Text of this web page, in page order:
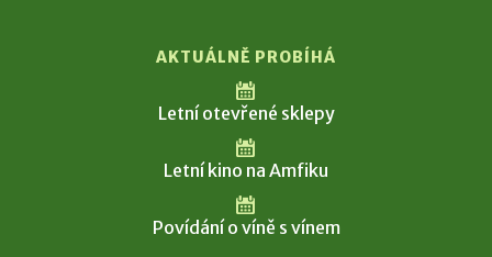
AKTUÁLNĚ PROBÍHÁ
Letní otevřené sklepy
Letní kino na Amfiku
Povídání o víně s vínem